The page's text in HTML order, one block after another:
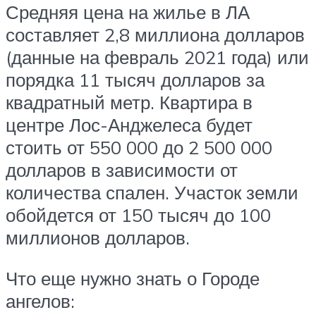
Средняя цена на жилье в ЛА
составляет 2,8 миллиона долларов
(данные на февраль 2021 года) или
порядка 11 тысяч долларов за
квадратный метр. Квартира в
центре Лос-Анджелеса будет
стоить от 550 000 до 2 500 000
долларов в зависимости от
количества спален. Участок земли
обойдется от 150 тысяч до 100
миллионов долларов.
Что еще нужно знать о Городе
ангелов: